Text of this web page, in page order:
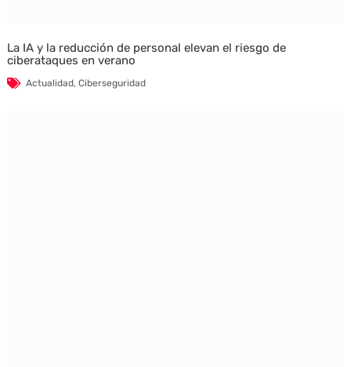
La IA y la reducción de personal elevan el riesgo de
ciberataques en verano
Actualidad, Ciberseguridad